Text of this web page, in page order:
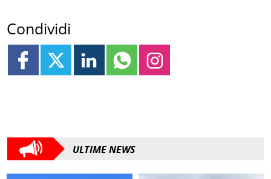
Condividi
ULTIME NEWS